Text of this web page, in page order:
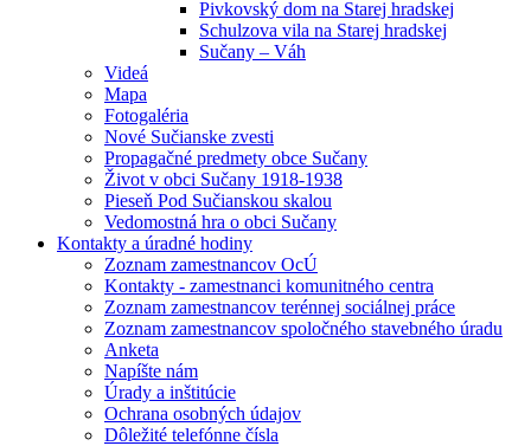
Pivkovský dom na Starej hradskej
Schulzova vila na Starej hradskej
Sučany – Váh
Videá
Mapa
Fotogaléria
Nové Sučianske zvesti
Propagačné predmety obce Sučany
Život v obci Sučany 1918-1938
Pieseň Pod Sučianskou skalou
Vedomostná hra o obci Sučany
Kontakty a úradné hodiny
Zoznam zamestnancov OcÚ
Kontakty - zamestnanci komunitného centra
Zoznam zamestnancov terénnej sociálnej práce
Zoznam zamestnancov spoločného stavebného úradu
Anketa
Napíšte nám
Úrady a inštitúcie
Ochrana osobných údajov
Dôležité telefónne čísla